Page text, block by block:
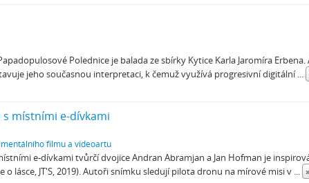
Polednice je balada ze sbírky Kytice Karla Jaromíra
jeho současnou interpretaci, k čemuž využívá progresivní digitální...
místními e-dívkami
filmu a videoartu
e-dívkami tvůrčí dvojice Andran Abramjan a Jan Hofman je
o lásce, JT'S, 2019). Autoři snímku sledují pilota dronu na mírové misi v ... »